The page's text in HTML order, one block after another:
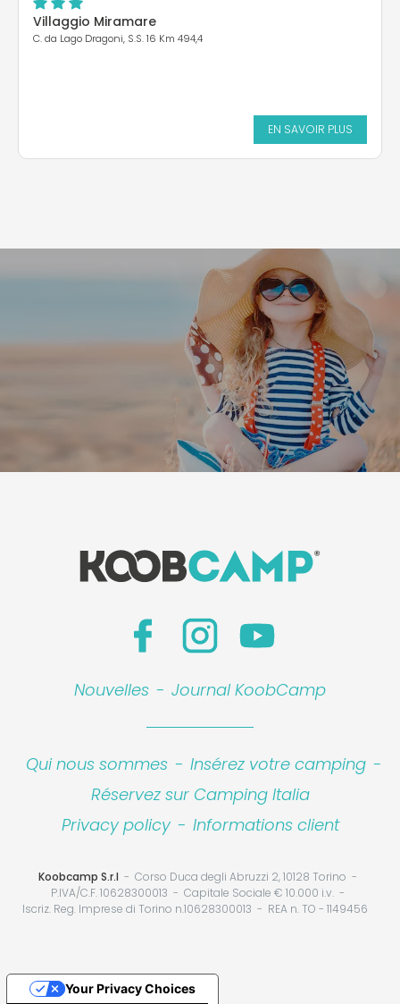
Villaggio Miramare
C. da Lago Dragoni, S.S. 16 Km 494,4
EN SAVOIR PLUS
Nouvelles - Journal KoobCamp
Qui nous sommes - Insérez votre camping -
Réservez sur Camping Italia
Privacy policy - Informations client
Koobcamp S.r.l
Corso Duca degli Abruzzi 2, 10128 Torino
P.IVA/C.F. 10628300013
Capitale Sociale € 10.000 i.v.
Iscriz. Reg. Imprese di Torino n.10628300013
REA n. TO - 1149456
Your Privacy Choices